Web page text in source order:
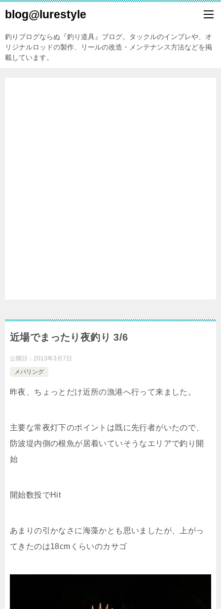
blog@lurestyle
釣りブログならぬ『釣り道具』ブログ。タックルのインプレや、オ
リジナルロッドの製作、リールの改造・メンテナンス方法などを掲
載しています。
近場でまったり夜釣り 3/6
公開日： 2013年3月7日
メバリング
昨夜、ちょっとだけ近所の漁港へ行って来ました。
主要な常夜灯下のポイントは既に先行者がいたので、
防波堤内側の根魚が居着いていそうなエリアで釣り開
始
開始数投でHit
あまりの引かなさに海藻かとも思いましたが、上がっ
てきたのは18cmくらいのカサゴ